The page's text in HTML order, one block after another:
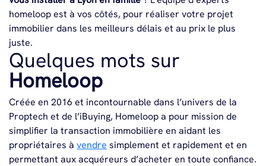
homeloop est à vos côtés, pour réaliser votre projet
immobilier dans les meilleurs délais et au prix le plus
juste.
Quelques mots sur
Homeloop
Créée en 2016 et incontournable dans l’univers de la
Proptech et de l’iBuying, Homeloop a pour mission de
simplifier la transaction immobilière en aidant les
propriétaires à vendre simplement et rapidement et en
permettant aux acquéreurs d’acheter en toute confiance.